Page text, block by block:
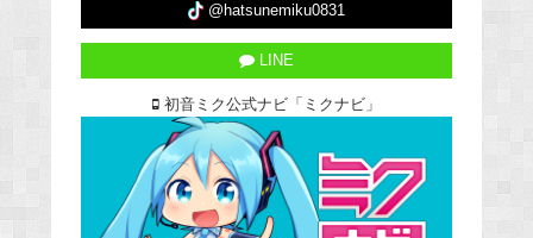
@hatsunemiku0831
LINE
初音ミク公式ナビ「ミクナビ」